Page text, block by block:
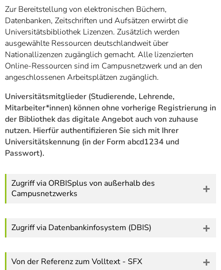
Informationen zur
Barrierefreiheit
Zur Bereitstellung von elektronischen Büchern,
Datenbanken, Zeitschriften und Aufsätzen erwirbt die
Universitätsbibliothek Lizenzen. Zusätzlich werden
ausgewählte Ressourcen deutschlandweit über
Nationallizenzen zugänglich gemacht. Alle lizenzierten
Online-Ressourcen sind im Campusnetzwerk und an den
angeschlossenen Arbeitsplätzen zugänglich.
Universitätsmitglieder (Studierende, Lehrende,
Mitarbeiter*innen) können ohne vorherige Registrierung in
der Bibliothek das digitale Angebot auch von zuhause
nutzen. Hierfür authentifizieren Sie sich mit Ihrer
Universitätskennung (in der Form abcd1234 und
Passwort).
Zugriff via ORBISplus von außerhalb des
Campusnetzwerks
Zugriff via Datenbankinfosystem (DBIS)
Von der Referenz zum Volltext - SFX